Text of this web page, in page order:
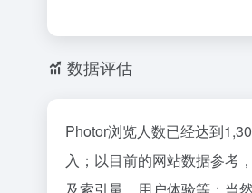
数据评估
Photor浏览人数已经达到
入；以目前的网站数据参考